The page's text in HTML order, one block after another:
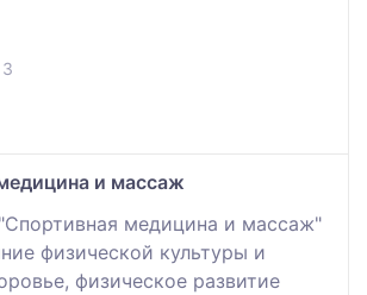
и массаж
медицина и массаж"
физической культуры и
физическое развитие